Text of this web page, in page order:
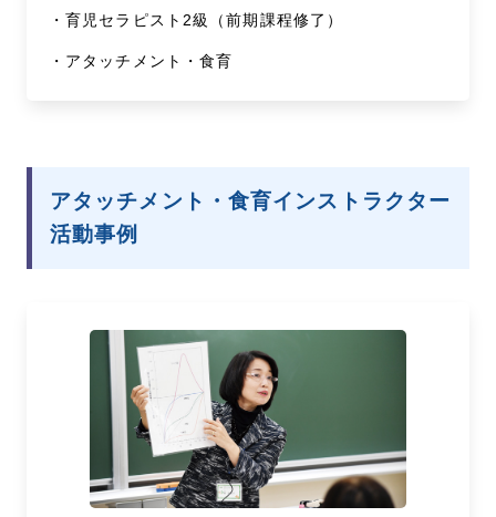
・育児セラピスト2級（前期課程修了）
・ アタッチメント・食育
アタッチメント・食育インストラクター
活動事例